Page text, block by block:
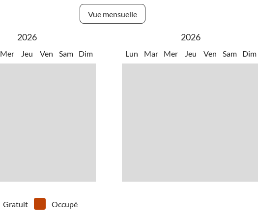
Vue mensuelle
2026
Mer Jeu Ven Sam Dim
2026
Lun Mar Mer Jeu Ven Sam Dim
Gratuit Occupé